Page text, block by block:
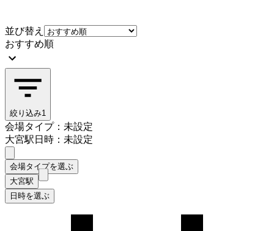
並び替え
おすすめ順
絞り込み1
会場タイプ：未設定
大宮駅日時：未設定
会場タイプを選ぶ
大宮駅
日時を選ぶ